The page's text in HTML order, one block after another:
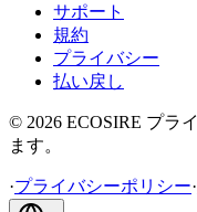
サポート
規約
プライバシー
払い戻し
© 2026 ECOSIRE プラ
ます。
·プライバシーポリシー·